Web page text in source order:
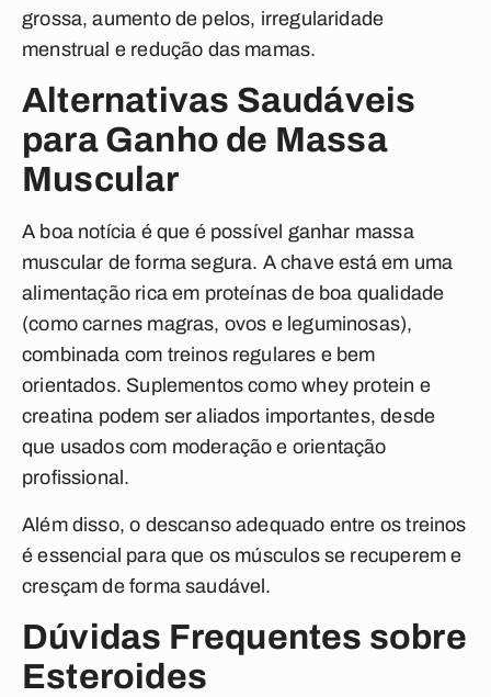
grossa, aumento de pelos, irregularidade
menstrual e redução das mamas.
Alternativas Saudáveis
para Ganho de Massa
Muscular
A boa notícia é que é possível ganhar massa
muscular de forma segura. A chave está em uma
alimentação rica em proteínas de boa qualidade
(como carnes magras, ovos e leguminosas),
combinada com treinos regulares e bem
orientados. Suplementos como whey protein e
creatina podem ser aliados importantes, desde
que usados com moderação e orientação
profissional.
Além disso, o descanso adequado entre os treinos
é essencial para que os músculos se recuperem e
cresçam de forma saudável.
Dúvidas Frequentes sobre
Esteroides